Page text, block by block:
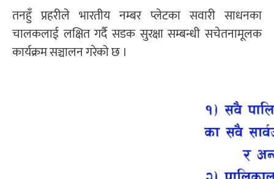
तनहुँ प्रहरीले भारतीय नम्बर प्लेटका सवारी साधनका
चालकलाई लक्षित गर्दै सडक सुरक्षा सम्बन्धी सचेतनामूलक
कार्यक्रम सञ्चालन गरेको छ ।